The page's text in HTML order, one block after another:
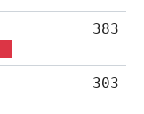
383
303